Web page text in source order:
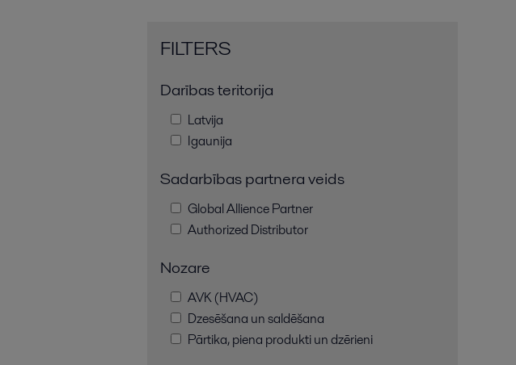
FILTERS
Darības teritorija
Latvija
Igaunija
Sadarbības partnera veids
Global Allience Partner
Authorized Distributor
Nozare
AVK (HVAC)
Dzesēšana un saldēšana
Pārtika, piena produkti un dzērieni